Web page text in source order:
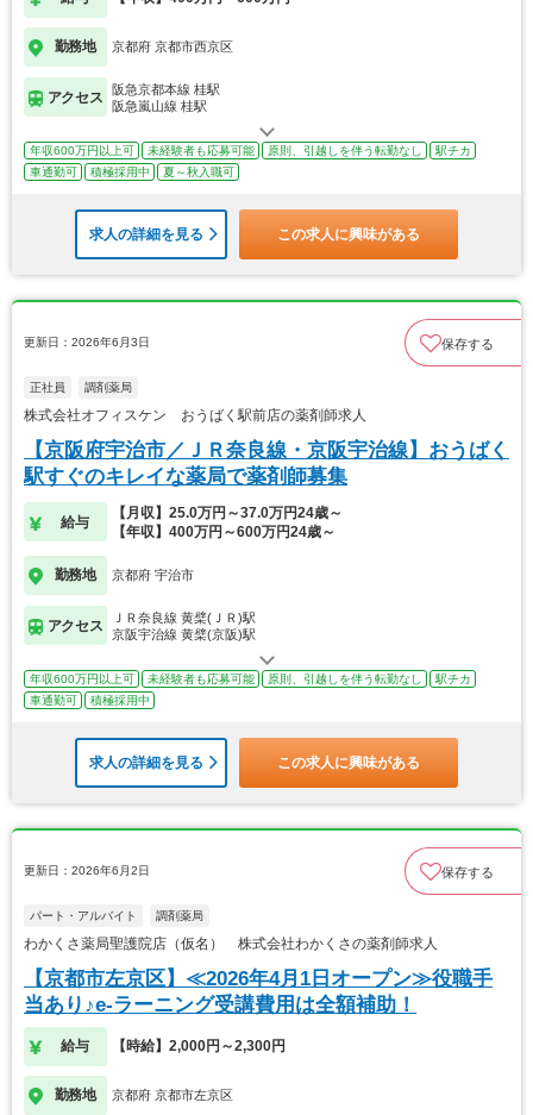
勤務地 京都府 京都市西京区
アクセス
阪急京都本線 桂駅
阪急嵐山線 桂駅
年収600万円以上可 未経験者も応募可能 原則、引越しを伴う転勤なし
駅チカ
車通勤可
積極採用中 夏～秋入職可
求人の詳細を見る この求人に興味がある
更新日：2026年6月3日 保存する
正社員 調剤薬局
株式会社オフィスケン おうばく駅前店の薬剤師求人
【京阪府宇治市／ＪＲ奈良線・京阪宇治線】おうばく
駅すぐのキレイな薬局で薬剤師募集
給与
【月収】25.0万円～37.0万円24歳～
【年収】400万円～600万円24歳～
勤務地 京都府 宇治市
アクセス
ＪＲ奈良線 黄檗(ＪＲ)駅
京阪宇治線 黄檗(京阪)駅
年収600万円以上可 未経験者も応募可能 原則、引越しを伴う転勤なし
駅チカ
車通勤可
積極採用中
求人の詳細を見る この求人に興味がある
更新日：2026年6月2日 保存する
パート・アルバイト 調剤薬局
わかくさ薬局聖護院店（仮名） 株式会社わかくさの薬剤師求人
【京都市左京区】≪2026年4月1日オープン≫役職手
当あり♪e-ラーニング受講費用は全額補助！
給与 【時給】2,000円～2,300円
勤務地 京都府 京都市左京区